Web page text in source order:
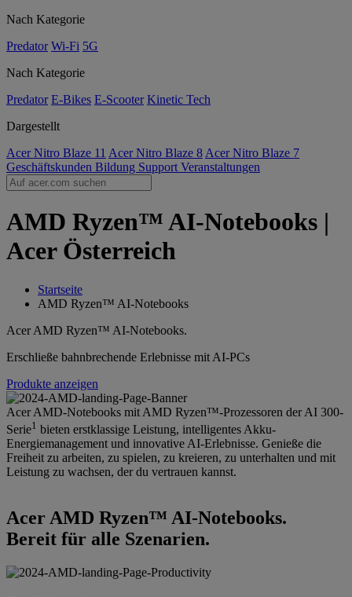
Nach Kategorie
Predator Wi-Fi 5G
Nach Kategorie
Predator E-Bikes E-Scooter Kinetic Tech
Dargestellt
Acer Nitro Blaze 11 Acer Nitro Blaze 8 Acer Nitro Blaze 7
Geschäftskunden Bildung Support Veranstaltungen
AMD Ryzen™ AI-Notebooks |
Acer Österreich
Startseite
AMD Ryzen™ AI-Notebooks
Acer AMD Ryzen™ AI-Notebooks.
Erschließe bahnbrechende Erlebnisse mit AI-PCs
Produkte anzeigen
Acer AMD-Notebooks mit AMD Ryzen™-Prozessoren der AI 300-
Serie1 bieten erstklassige Leistung, intelligentes Akku-
Energiemanagement und innovative AI-Erlebnisse. Genieße die
Freiheit zu arbeiten, zu spielen, zu kreieren, zu unterhalten und mit
Leistung zu wachsen, der du vertrauen kannst.
Acer AMD Ryzen™ AI-Notebooks.
Bereit für alle Szenarien.